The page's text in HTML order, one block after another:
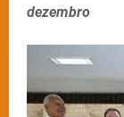
dezembro